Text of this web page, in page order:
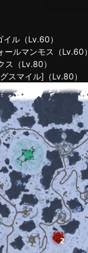
ル（Lv.60）
ルマンモス（Lv.60）
（Lv.80）
マイル]（Lv.80）